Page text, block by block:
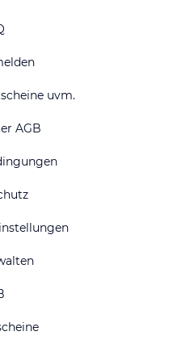
uvm.
AGB